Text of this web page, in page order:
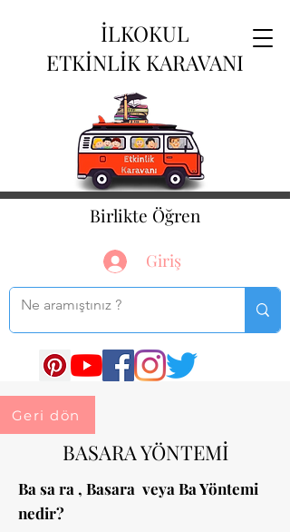
İLKOKUL
ETKİNLİK KARAVANI
Birlikte Öğren
Giriş
Geri dön
BASARA YÖNTEMİ
Ba sa ra , Basara veya Ba Yöntemi
nedir?